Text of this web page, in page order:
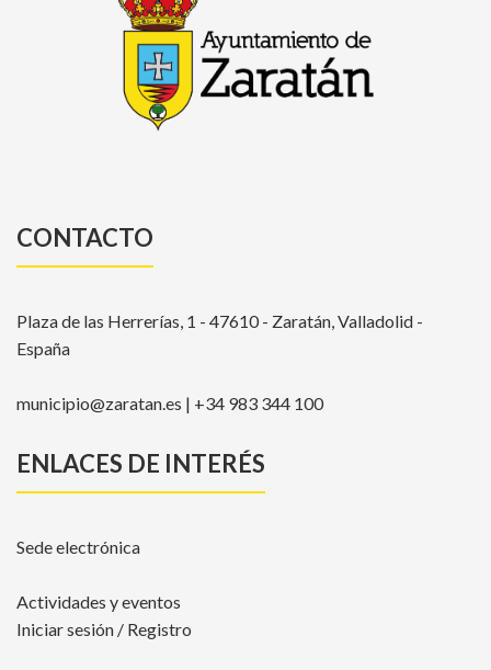
CONTACTO
Plaza de las Herrerías, 1 - 47610 - Zaratán, Valladolid -
España
municipio@zaratan.es | +34 983 344 100
ENLACES DE INTERÉS
Sede electrónica
Actividades y eventos
Iniciar sesión / Registro